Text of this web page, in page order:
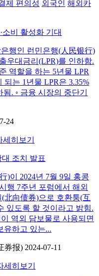
제 편의성 외국인 해외카
비 활성화 기대
행인 런민은행(人民银行)
우대금리(LPR)를 인하함.
역할을 하는 5년물 LPR
되는 1년물 LPR은 3.35%
. ◦ 금융 시장의 중단기
24
세히보기
조치 발표
)이 2024년 7월 9일 홍콩
행 7주년 포럼에서 해외
北向债券)으로 호환퉁(互
있도록 할 것이라고 밝힘.
역외 담보물로 사용되면
유하고 있는...
券报) 2024-07-11
세히보기